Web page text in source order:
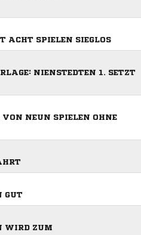
SPIELEN SIEGLOS
NIENSTEDTEN 1. SETZT
NEUN SPIELEN OHNE
GUT
WIRD ZUM